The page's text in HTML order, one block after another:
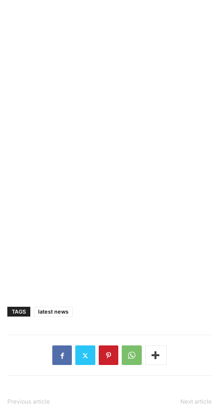
TAGS latest news
Previous article Next article